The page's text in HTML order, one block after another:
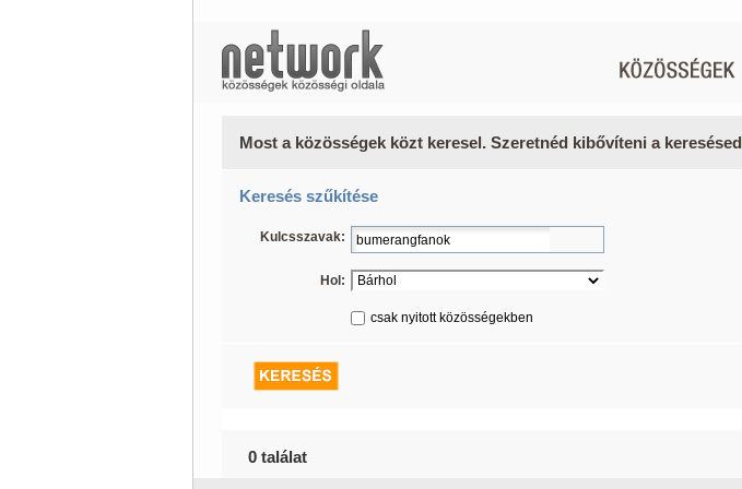
Most a közösségek közt keresel. Szeretnéd kibővíteni a keresésed
Keresés szűkítése
Kulcsszavak:
Hol:
csak nyitott közösségekben
0 találat